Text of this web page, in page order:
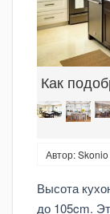
Как
Автор:
Высота
до 105cm.